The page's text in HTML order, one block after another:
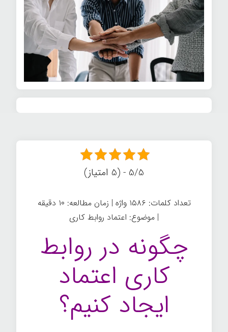
5/5 - (5 امتیاز)
تعداد کلمات: ۱۵۸۶ واژه | زمان مطالعه: ۱۰ دقیقه
| موضوع: اعتماد روابط کاری
چگونه در روابط
کاری اعتماد
ایجاد کنیم؟